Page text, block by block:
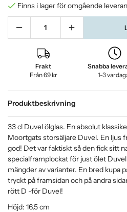
Finns i lager för omgående
Frakt
Från 69 kr
Snabba
1-3
Produktbeskrivning
33 cl Duvel ölglas. En absolut
Moortgats storsäljare Duvel. En ljus
god! Det var faktiskt så den fick sitt
specialframplockat för just ölet
mängder av varianter. En bred kupa
tryckt på framsidan och på andra
rött D -för Duvel!
Höjd: 16,5 cm